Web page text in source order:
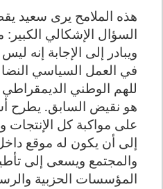
هذه الملامح يرى سعيد
السؤال الإشكالي
ويبادر إلى الإجابة إنه
في العمل السياسي
للهم الوطني الديمقراطي
هو نقيض السابق. يطرح
على مواكبة كل الإنتجات
إلى أن يكون له موقع
والمجتمع ويسعى إلى
المؤسسات الحزبية